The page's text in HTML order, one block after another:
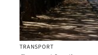
TRANSPORT